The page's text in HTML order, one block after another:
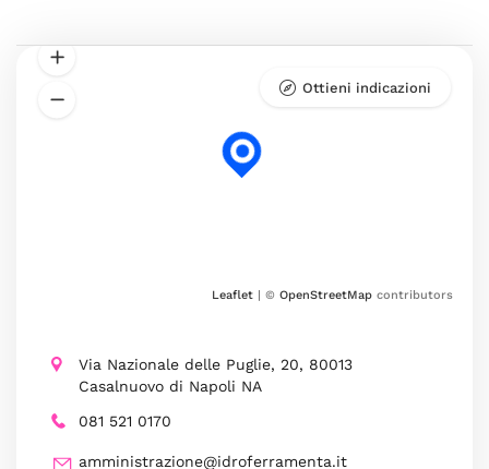
Leaflet | © OpenStreetMap contributors
Ottieni indicazioni
Via Nazionale delle Puglie, 20, 80013
Casalnuovo di Napoli NA
081 521 0170
amministrazione@idroferramenta.it